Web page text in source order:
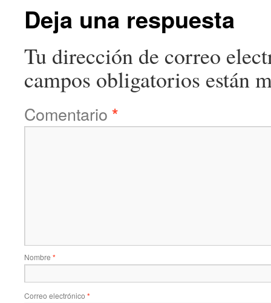
Deja una respuesta
Tu dirección de correo
campos obligatorios están
Comentario *
Nombre *
Correo electrónico *